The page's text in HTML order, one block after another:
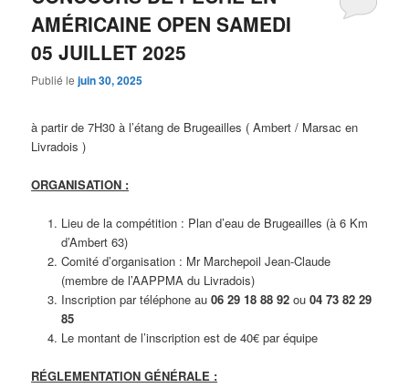
AMÉRICAINE OPEN SAMEDI
05 JUILLET 2025
Publié lejuin 30, 2025
à partir de 7H30 à l’étang de Brugeailles ( Ambert / Marsac en
Livradois )
ORGANISATION :
Lieu de la compétition : Plan d’eau de Brugeailles (à 6 Km
d’Ambert 63)
Comité d’organisation : Mr Marchepoil Jean-Claude
(membre de l’AAPPMA du Livradois)
Inscription par téléphone au 06 29 18 88 92ou 04 73 82 29
85
Le montant de l’inscription est de 40€ par équipe
RÉGLEMENTATION GÉNÉRALE :